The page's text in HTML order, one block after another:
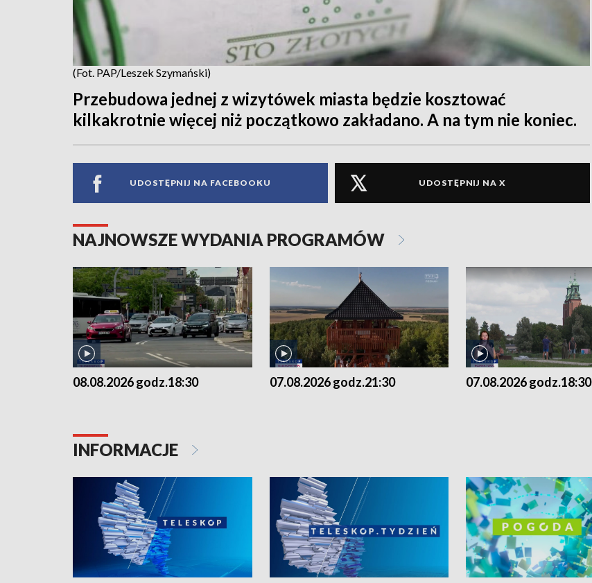
(Fot. PAP/Leszek Szymański)
Przebudowa jednej z wizytówek miasta będzie kosztować
kilkakrotnie więcej niż początkowo zakładano. A na tym nie koniec.
UDOSTĘPNIJ NA FACEBOOKU UDOSTĘPNIJ NA X
NAJNOWSZE WYDANIA PROGRAMÓW
08.08.2026 godz.18:30 07.08.2026 godz.21:30 07.08.2026 godz.18:30
INFORMACJE